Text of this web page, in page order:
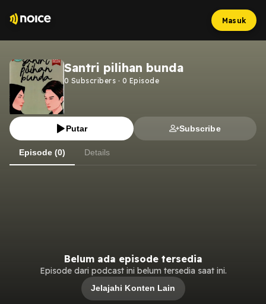
Masuk
Santri pilihan bunda
0 Subscribers · 0 Episode
Putar Subscribe
Episode (0) Details
Belum ada episode tersedia
Episode dari podcast ini belum tersedia saat ini.
Jelajahi Konten Lain